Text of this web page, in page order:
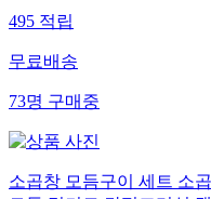
495적립
무료배송
73명구매중
소곱창 모듬구이 세트 소